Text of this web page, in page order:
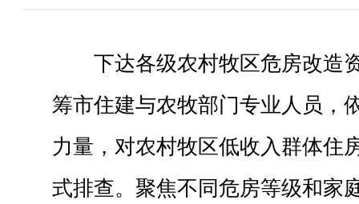
下达各级农村牧区危房改造
筹市住建与农牧部门专业人员，
力量，对农村牧区低收入群体住
式排查。聚焦不同危房等级和家